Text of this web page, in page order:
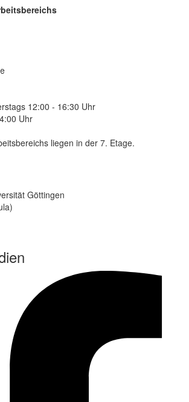
12:00 - 16:30 Uhr
Uhr
liegen in der 7. Etage.
Göttingen